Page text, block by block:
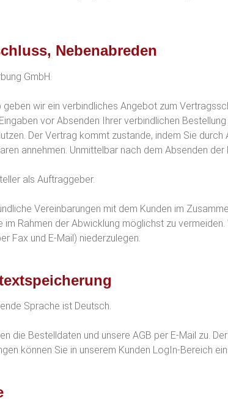
Nebenabreden
GmbH.
wir ein verbindliches Angebot zum
vor Absenden Ihrer verbindlichen
Der Vertrag kommt zustande, indem Sie
annehmen. Unmittelbar nach dem Absenden
als Auftraggeber.
Vereinbarungen mit dem Kunden im
Rahmen der Abwicklung möglichst zu
Fax und E-Mail) niederzulegen.
Sprache ist Deutsch.
die Bestelldaten und unsere AGB per E-Mail zu.
können Sie in unserem Kunden LogIn-Bereich